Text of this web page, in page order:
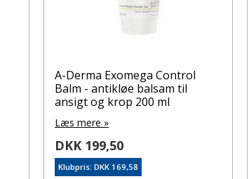
A-Derma Exomega Control
Balm - antikløe balsam til
ansigt og krop 200 ml
Læs mere »
DKK 199,50
Klubpris: DKK 169,58